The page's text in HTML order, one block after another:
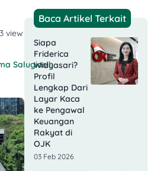
view
Salugiasih
Baca Artikel Terkait
Siapa
Friderica
Widyasari?
Profil
Lengkap Dari
Layar Kaca
ke Pengawal
Keuangan
Rakyat di
OJK
03 Feb 2026